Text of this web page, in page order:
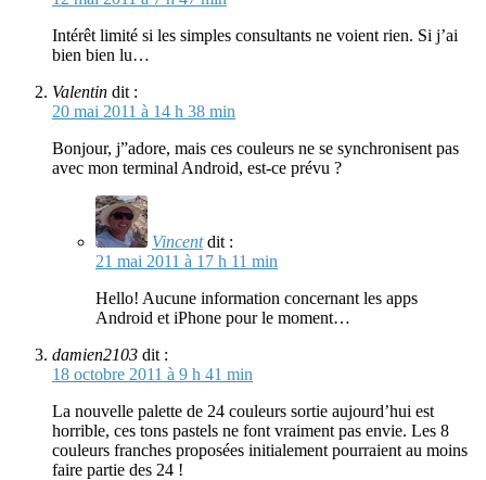
Intérêt limité si les simples consultants ne voient rien. Si j’ai
bien bien lu…
Valentin dit :
20 mai 2011 à 14 h 38 min
Bonjour, j”adore, mais ces couleurs ne se synchronisent pas
avec mon terminal Android, est-ce prévu ?
Vincent dit :
21 mai 2011 à 17 h 11 min
Hello! Aucune information concernant les apps
Android et iPhone pour le moment…
damien2103 dit :
18 octobre 2011 à 9 h 41 min
La nouvelle palette de 24 couleurs sortie aujourd’hui est
horrible, ces tons pastels ne font vraiment pas envie. Les 8
couleurs franches proposées initialement pourraient au moins
faire partie des 24 !